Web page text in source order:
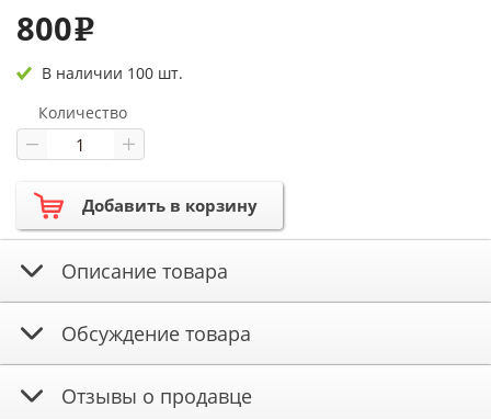
800e
В наличии 100 шт.
Количество
Добавить в корзину
Описание товара
Обсуждение товара
Отзывы о продавце